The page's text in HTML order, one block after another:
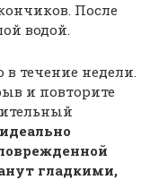
После
водой.
в течение недели.
и повторите
гладкими,